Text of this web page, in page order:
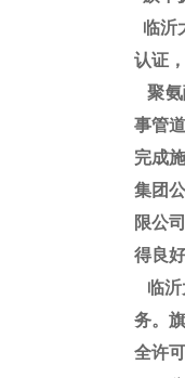
临沂
认证
聚氨
事管
完成
集团
限公
得良
临沂
务。
全许